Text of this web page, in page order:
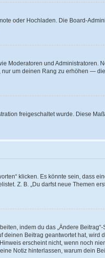
oder Hochladen. Die Board-
Moderatoren und Administratoren.
um deinen Rang zu erhöhen —
freigeschaltet wurde. Diese
klicken. Es könnte sein, dass
Z. B. „Du darfst neue Themen
indem du das „Ändere Beitrag“-
deinen Beitrag geantwortet hat, wird
erscheint nicht, wenn noch
Notiz hinterlassen, warum dein